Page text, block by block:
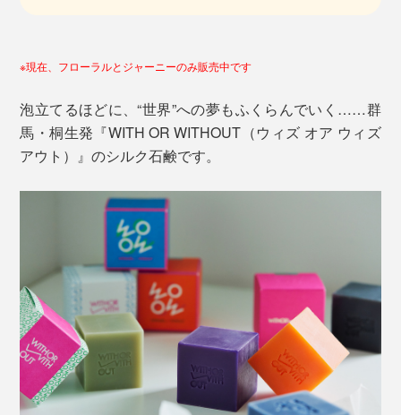
※現在、フローラルとジャーニーのみ販売中です
泡立てるほどに、“世界”への夢もふくらんでいく……群
馬・桐生発『WITH OR WITHOUT（ウィズ オア ウィズ
アウト）』のシルク石鹸です。